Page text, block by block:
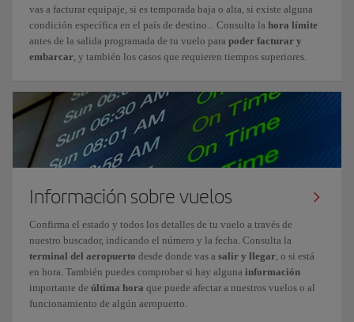
vas a facturar equipaje, si es temporada baja o alta, si existe alguna
condición específica en el país de destino... Consulta la hora límite
antes de la salida programada de tu vuelo para poder facturar y
embarcar , y también los casos que requieren tiempos superiores.
Información sobre vuelos
Confirma el estado y todos los detalles de tu vuelo a través de
nuestro buscador, indicando el número y la fecha. Consulta la
terminal del aeropuerto desde donde vas a salir y llegar , o si está
en hora. También puedes comprobar si hay alguna información
importante de última hora que puede afectar a nuestros vuelos o al
funcionamiento de algún aeropuerto.